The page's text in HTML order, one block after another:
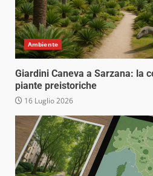
Ambiente
Giardini Caneva a Sarzana: la
piante preistoriche
16 Luglio 2026